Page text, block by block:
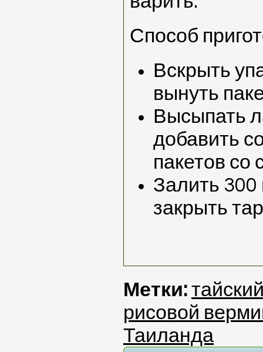
Способ
Вскрыть
вынуть
Высыпать
добавить
пакетов со
Залить
закрыть
Метки:
рисовой
Таиланда